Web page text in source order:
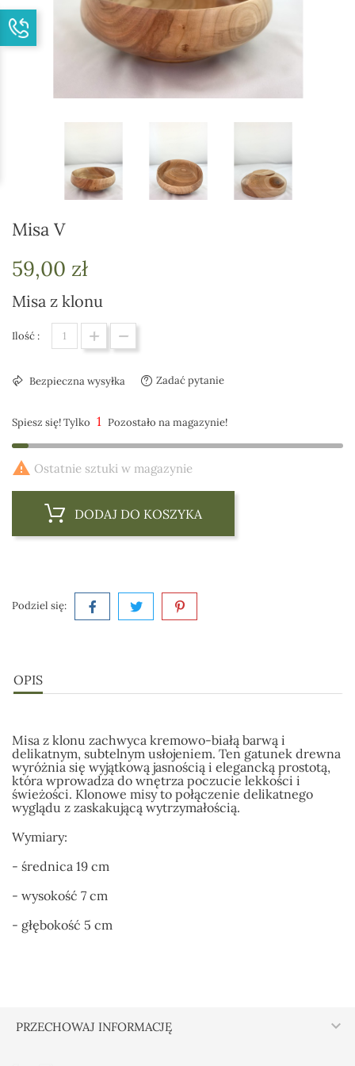
Misa V
59,00 zł
Misa z klonu
Ilość :
Bezpieczna wysyłka Zadać pytanie
Spiesz się! Tylko 1 Pozostało na magazynie!
 Ostatnie sztuki w magazynie
DODAJ DO KOSZYKA
Podziel się:
OPIS
Misa z klonu zachwyca kremowo-białą barwą i
delikatnym, subtelnym usłojeniem. Ten gatunek drewna
wyróżnia się wyjątkową jasnością i elegancką prostotą,
która wprowadza do wnętrza poczucie lekkości i
świeżości. Klonowe misy to połączenie delikatnego
wyglądu z zaskakującą wytrzymałością.
Wymiary:
- średnica 19 cm
- wysokość 7 cm
- głębokość 5 cm
PRZECHOWAJ INFORMACJĘ 